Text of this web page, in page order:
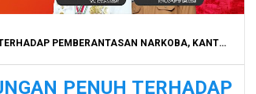
KANTOR BNNP SULSEL DIPENUHI KARANGAN BUNGA PADA HUT BNN KE 23
PENUH TERHADAP